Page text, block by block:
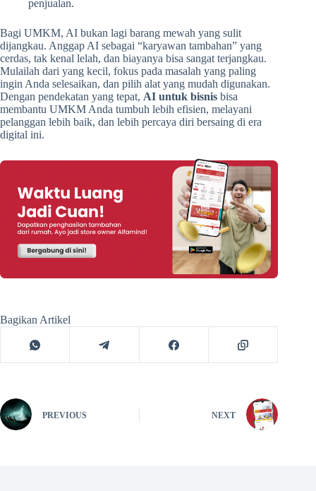
penjualan.
Bagi UMKM, AI bukan lagi barang mewah yang sulit
dijangkau. Anggap AI sebagai “karyawan tambahan” yang
cerdas, tak kenal lelah, dan biayanya bisa sangat terjangkau.
Mulailah dari yang kecil, fokus pada masalah yang paling
ingin Anda selesaikan, dan pilih alat yang mudah digunakan.
Dengan pendekatan yang tepat, AI untuk bisnis bisa
membantu UMKM Anda tumbuh lebih efisien, melayani
pelanggan lebih baik, dan lebih percaya diri bersaing di era
digital ini.
Bagikan Artikel
PREVIOUS NEXT